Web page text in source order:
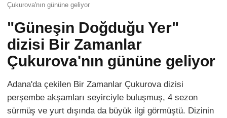
Çukurova'nın gününe geliyor
"Güneşin Doğduğu Yer"
dizisi Bir Zamanlar
Çukurova'nın gününe geliyor
Adana'da çekilen Bir Zamanlar Çukurova dizisi
perşembe akşamları seyirciyle buluşmuş, 4 sezon
sürmüş ve yurt dışında da büyük ilgi görmüştü. Dizinin